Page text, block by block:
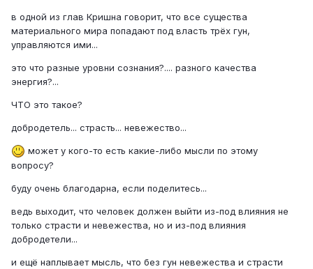
в одной из глав Кришна говорит, что все существа
материального мира попадают под власть трёх гун,
управляются ими...
это что разные уровни сознания?.... разного качества
энергия?...
ЧТО это такое?
добродетель... страсть... невежество...
может у кого-то есть какие-либо мысли по этому
вопросу?
буду очень благодарна, если поделитесь...
ведь выходит, что человек должен выйти из-под влияния не
только страсти и невежества, но и из-под влияния
добродетели...
и ещё наплывает мысль, что без гун невежества и страсти